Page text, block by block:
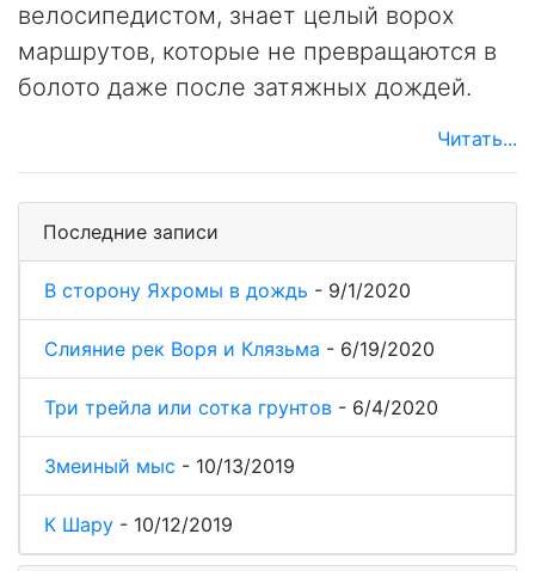
велосипедистом, знает целый ворох
маршрутов, которые не превращаются в
болото даже после затяжных дождей.
Читать...
Последние записи
В сторону Яхромы в дождь - 9/1/2020
Слияние рек Воря и Клязьма - 6/19/2020
Три трейла или сотка грунтов - 6/4/2020
Змеиный мыс - 10/13/2019
К Шару - 10/12/2019